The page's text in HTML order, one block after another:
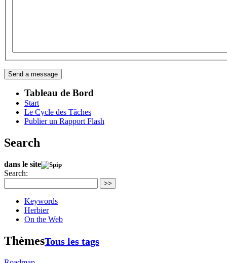
Tableau de Bord
Start
Le Cycle des Tâches
Publier un Rapport Flash
Search
dans le site
Search:
>>
Keywords
Herbier
On the Web
ThèmesTous les tags